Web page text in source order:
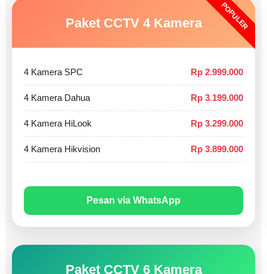
POPULER
Paket CCTV 4 Kamera
4 Kamera SPC Rp 2.999.000
4 Kamera Dahua Rp 3.199.000
4 Kamera HiLook Rp 3.299.000
4 Kamera Hikvision Rp 3.899.000
Pesan via WhatsApp
Paket CCTV 6 Kamera